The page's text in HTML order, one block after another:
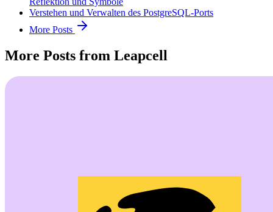
Verstehen und Verwalten des PostgreSQL-Ports
More Posts
More Posts from Leapcell